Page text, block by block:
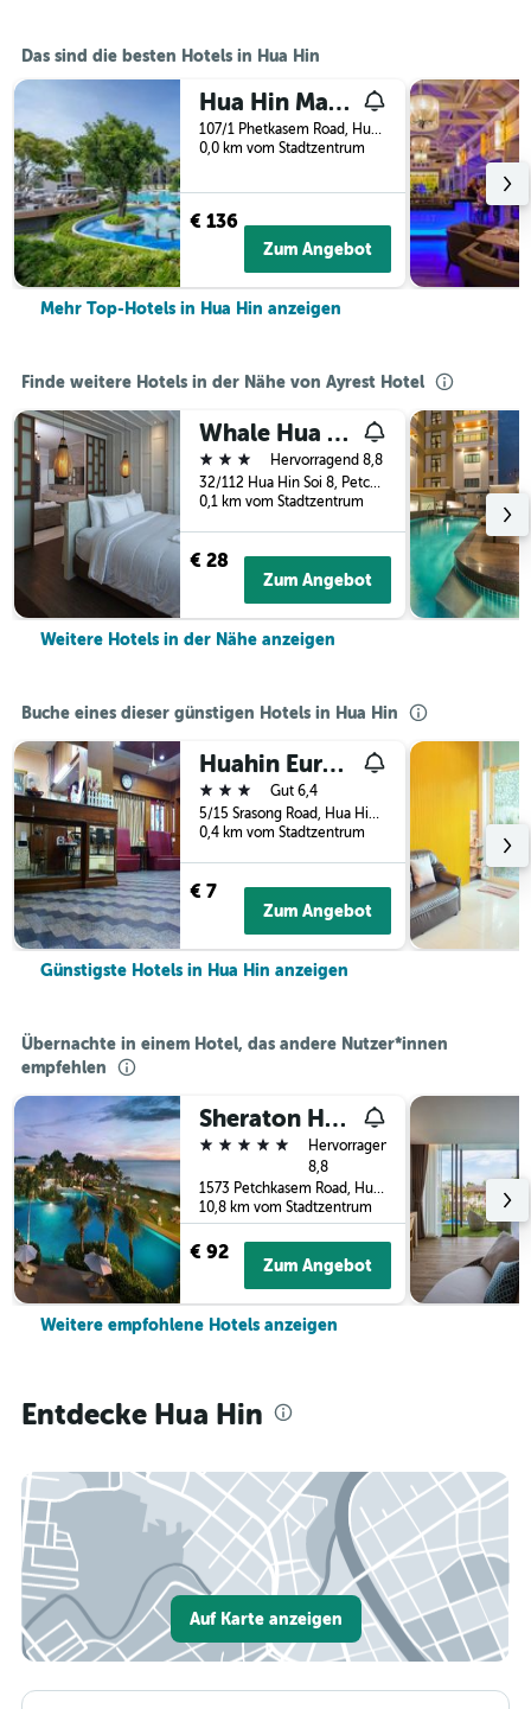
Das sind die besten Hotels in Hua Hin
Hua Hin Marriott Resort and Spa
107/1 Phetkasem Road, Hua Hin, Thailand
0,0 km vom Stadtzentrum
€ 136
Zum Angebot
Mehr Top-Hotels in Hua Hin anzeigen
Finde weitere Hotels in der Nähe von Ayrest Hotel
Whale Hua Hin
3 Sterne
Hervorragend 8,8
32/112 Hua Hin Soi 8, Petchkasem Road, Hua Hin, Thailand
0,1 km vom Stadtzentrum
€ 28
Zum Angebot
Weitere Hotels in der Nähe anzeigen
Buche eines dieser günstigen Hotels in Hua Hin
Huahin Euro City Hotel
3 Sterne
Gut 6,4
5/15 Srasong Road, Hua Hin, Thailand
0,4 km vom Stadtzentrum
€ 7
Zum Angebot
Günstigste Hotels in Hua Hin anzeigen
Übernachte in einem Hotel, das andere Nutzer*innen
empfehlen
Sheraton Hua Hin Resort & Spa
5 Sterne
Hervorragend
8,8
1573 Petchkasem Road, Hua Hin, Thailand
10,8 km vom Stadtzentrum
€ 92
Zum Angebot
Weitere empfohlene Hotels anzeigen
Entdecke Hua Hin
Auf Karte anzeigen